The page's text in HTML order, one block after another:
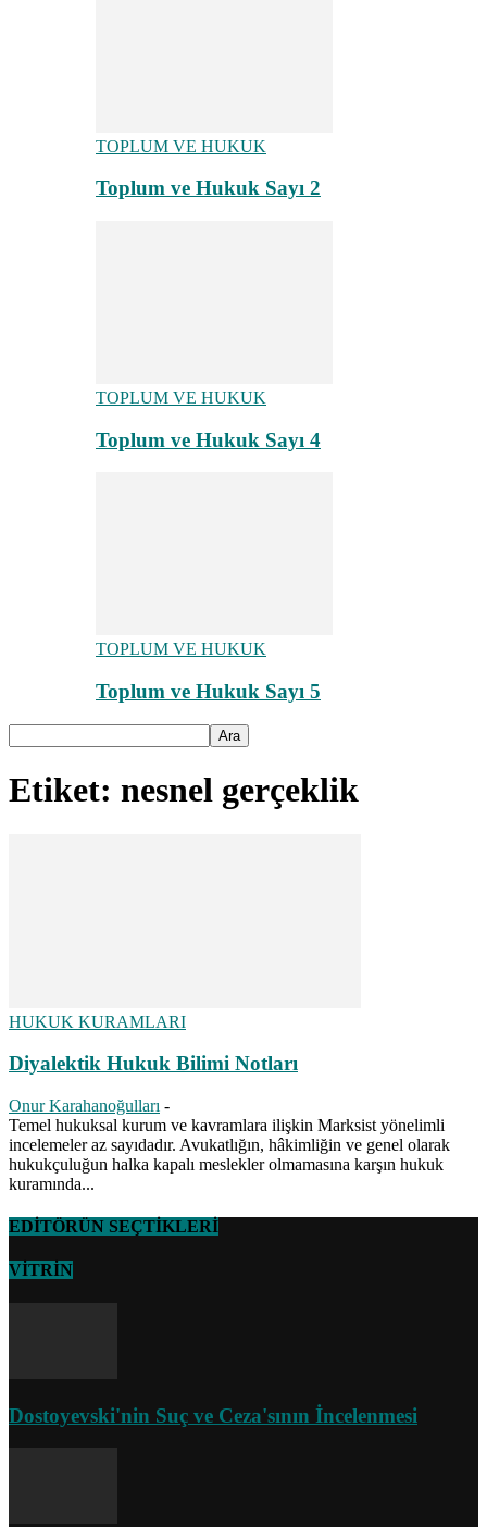
TOPLUM VE HUKUK
Toplum ve Hukuk Sayı 2
TOPLUM VE HUKUK
Toplum ve Hukuk Sayı 4
TOPLUM VE HUKUK
Toplum ve Hukuk Sayı 5
Etiket: nesnel gerçeklik
HUKUK KURAMLARI
Diyalektik Hukuk Bilimi Notları
Onur Karahanoğulları -
Temel hukuksal kurum ve kavramlara ilişkin Marksist yönelimli
incelemeler az sayıdadır. Avukatlığın, hâkimliğin ve genel olarak
hukukçuluğun halka kapalı meslekler olmamasına karşın hukuk
kuramında...
EDİTÖRÜN SEÇTİKLERİ
VİTRİN
Dostoyevski'nin Suç ve Ceza'sının İncelenmesi